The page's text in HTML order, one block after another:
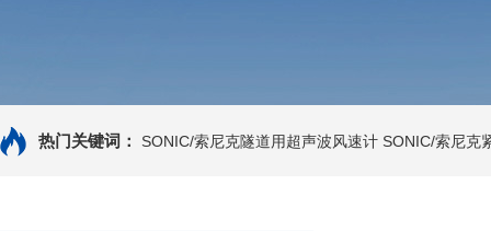
热门关键词： SONIC/索尼克隧道用超声波风速计 SONIC/索尼克